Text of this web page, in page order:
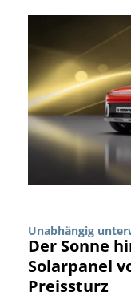
Unabhängig
Der Sonne
Solarpanel
Preissturz